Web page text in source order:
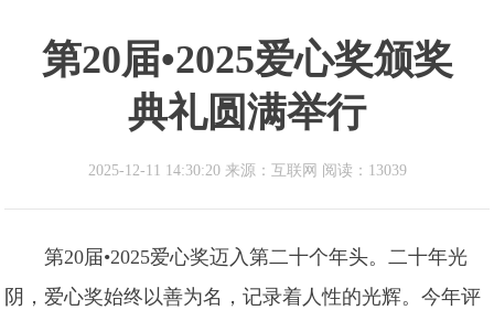
第20届•2025爱心奖颁奖
典礼圆满举行
2025-12-11 14:30:20 来源：互联网 阅读：13039
第20届•2025爱心奖迈入第二十个年头。二十年光
阴，爱心奖始终以善为名，记录着人性的光辉。今年评